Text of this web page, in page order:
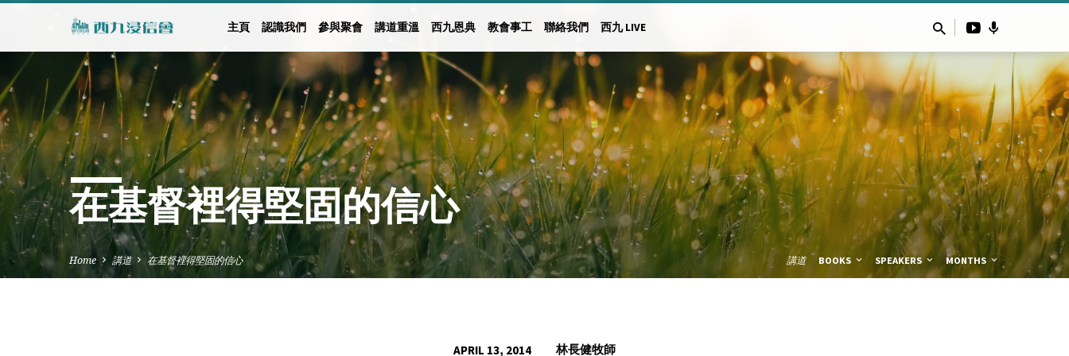
主頁 認識我們 參與聚會 講道重溫 西九恩典 教會事工 聯絡我們 西九 LIVE
在基督裡得堅固的信心
Home 講道 在基督裡得堅固的信心 講道 BOOKS SPEAKERS MONTHS
APRIL 13, 2014 林長健牧師